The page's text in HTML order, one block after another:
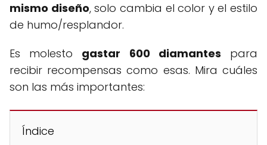
mismo diseño, solo cambia el color y el estilo
de humo/resplandor.
Es molesto gastar 600 diamantes para
recibir recompensas como esas. Mira cuáles
son las más importantes:
Índice